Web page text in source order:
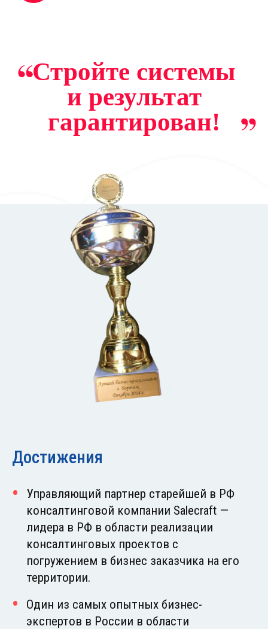
Стройте системы
и результат
гарантирован!
Достижения
Управляющий партнер старейшей в РФ
консалтинговой компании Salecraft —
лидера в РФ в области реализации
консалтинговых проектов с
погружением в бизнес заказчика на его
территории.
Один из самых опытных бизнес-
экспертов в России в области